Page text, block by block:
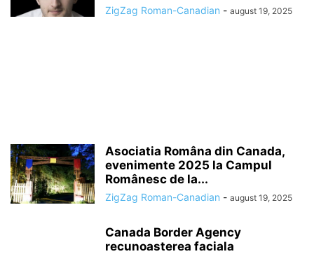
ZigZag Roman-Canadian - august 19, 2025
Asociatia Româna din Canada,
evenimente 2025 la Campul
Românesc de la...
ZigZag Roman-Canadian - august 19, 2025
Canada Border Agency
recunoasterea faciala